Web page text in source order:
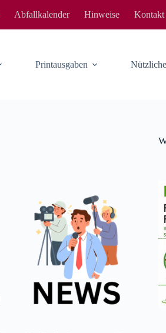
Abfallkalender Hinweise Kontakt
Printausgaben